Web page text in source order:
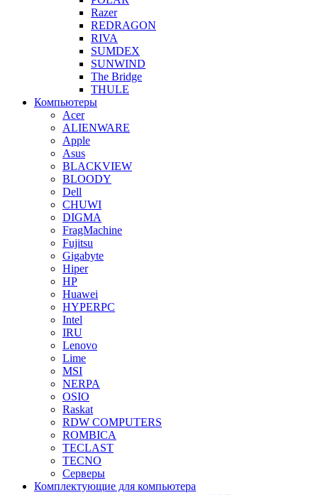
Razer
REDRAGON
RIVA
SUMDEX
SUNWIND
The Bridge
THULE
Компьютеры
Acer
ALIENWARE
Apple
Asus
BLACKVIEW
BLOODY
Dell
CHUWI
DIGMA
FragMachine
Fujitsu
Gigabyte
Hiper
HP
Huawei
HYPERPC
Intel
IRU
Lenovo
Lime
MSI
NERPA
OSIO
Raskat
RDW COMPUTERS
ROMBICA
TECLAST
TECNO
Серверы
Комплектующие для компьютера